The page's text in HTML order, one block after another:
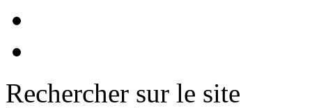
Rechercher sur le site